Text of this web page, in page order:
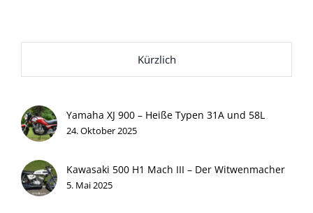
Kürzlich
Yamaha XJ 900 – Heiße Typen 31A und 58L
24. Oktober 2025
Kawasaki 500 H1 Mach III – Der Witwenmacher
5. Mai 2025